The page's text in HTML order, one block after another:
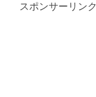
スポンサーリンク